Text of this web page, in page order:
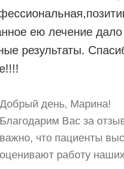
ею лечение дало
результаты.
Добрый день, Марина!
Благодарим Вас за
важно, что пациенты
оценивают работу